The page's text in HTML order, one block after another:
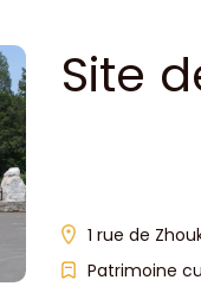
Site
1 rue de
Patrimoine